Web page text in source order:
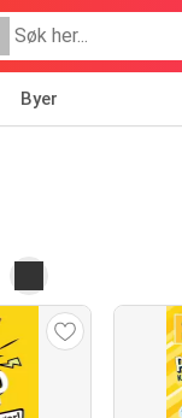
Byer